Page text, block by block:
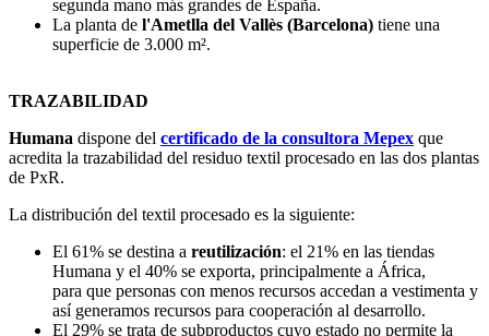
segunda mano más grandes de España.
La planta de l'Ametlla del Vallès (Barcelona) tiene una
superficie de 3.000 m².
TRAZABILIDAD
Humana dispone del certificado de la consultora Mepex que
acredita la trazabilidad del residuo textil procesado en las dos plantas
de PxR.
La distribución del textil procesado es la siguiente:​
El 61% se destina a reutilización: el 21% en las tiendas
Humana y el 40% se exporta, principalmente a África,
para que personas con menos recursos accedan a vestimenta y
así generamos recursos para cooperación al desarrollo.
El 29% se trata de subproductos cuyo estado no permite la